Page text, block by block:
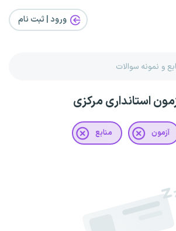
ورود | ثبت‌ نام
استانداری مرکزی
آزمون منابع